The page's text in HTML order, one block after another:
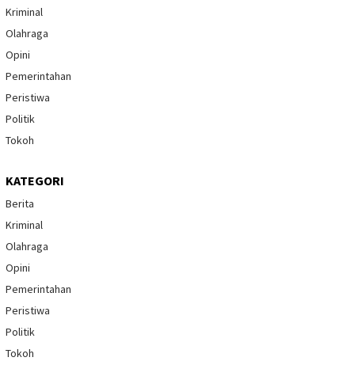
Kriminal
Olahraga
Opini
Pemerintahan
Peristiwa
Politik
Tokoh
KATEGORI
Berita
Kriminal
Olahraga
Opini
Pemerintahan
Peristiwa
Politik
Tokoh